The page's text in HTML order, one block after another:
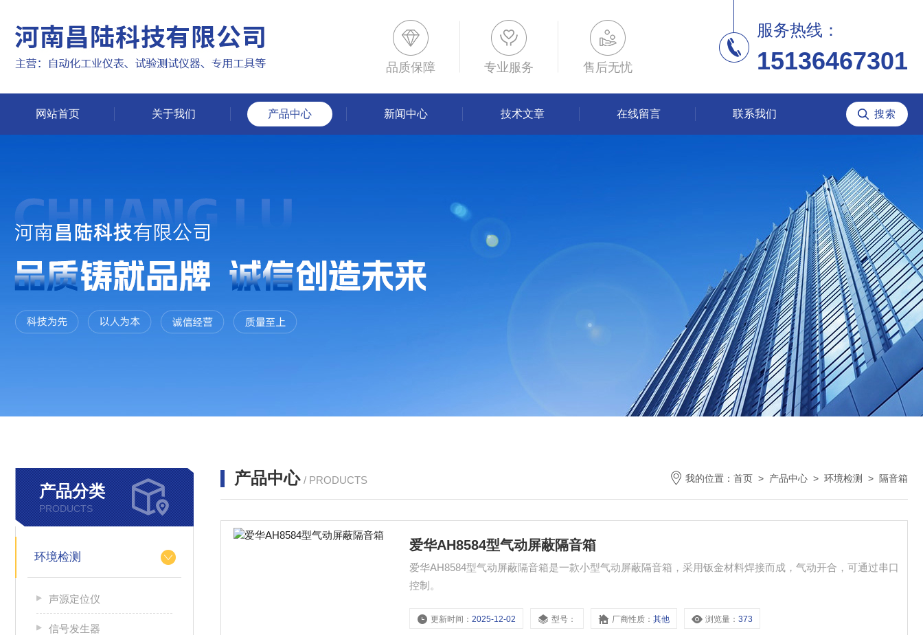
品质保障 专业服务 售后无忧
服务热线：
15136467301
网站首页 关于我们 产品中心 新闻中心 技术文章 在线留言 联系我们
产品分类
PRODUCTS
环境检测
声源定位仪
信号发生器
产品中心 / PRODUCTS 我的位置： 首页 > 产品中心 > 环境检测 > 隔音箱
爱华AH8584型气动屏蔽隔音箱
爱华AH8584型气动屏蔽隔音箱是一款小型气动屏蔽隔音箱，采用钣金材料焊接而成，气动开合，可通过串口
控制。
更新时间：2025-12-02 型号： 厂商性质：其他 浏览量：373